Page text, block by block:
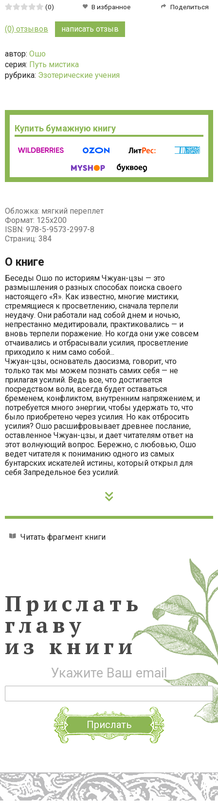
Средняя
из
(0) В избранное Поделиться
(0) отзывов написать отзыв
автор: Ошо
серия: Путь мистика
рубрика: Эзотерические учения
Купить бумажную книгу
Обложка: мягкий переплет
Формат: 125х200
ISBN: 978-5-9573-2997-8
Страниц: 384
О книге
Беседы Ошо по историям Чжуан-цзы — это
размышления о разных способах поиска своего
настоящего «Я». Как известно, многие мистики,
стремящиеся к просветлению, сначала терпели
неудачу. Они работали над собой днем и ночью,
непрестанно медитировали, практиковались — и
вновь терпели поражение. Но когда они уже совсем
отчаивались и отбрасывали усилия, просветление
приходило к ним само собой...
Чжуан-цзы, основатель даосизма, говорит, что
только так мы можем познать самих себя — не
прилагая усилий. Ведь все, что достигается
посредством воли, всегда будет оставаться
бременем, конфликтом, внутренним напряжением; и
потребуется много энергии, чтобы удержать то, что
было приобретено через усилия. Но как отбросить
усилия? Ошо расшифровывает древнее послание,
оставленное Чжуан-цзы, и дает читателям ответ на
этот волнующий вопрос. Бережно, с любовью, Ошо
ведет читателя к пониманию одного из самых
бунтарских искателей истины, который открыл для
себя Запредельное без усилий.
Читать фрагмент книги
Прислать
главу
из книги
Укажите Ваш email
Прислать